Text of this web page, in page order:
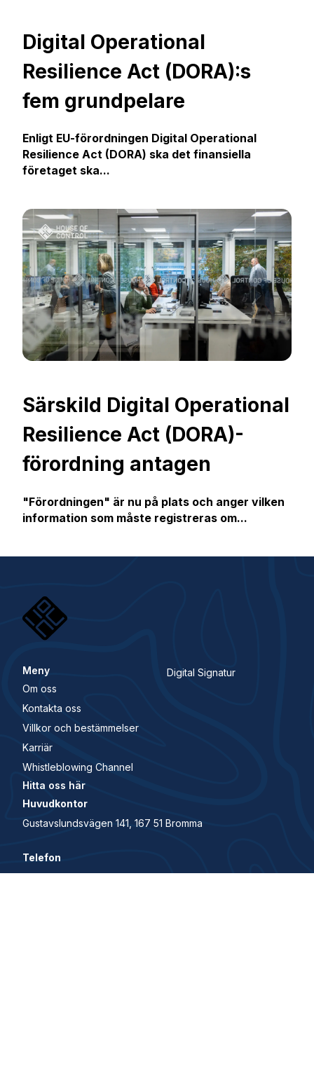
Digital Operational
Resilience Act (DORA):s
fem grundpelare
Enligt EU-förordningen Digital Operational
Resilience Act (DORA) ska det finansiella
företaget ska...
Särskild Digital Operational
Resilience Act (DORA)-
förordning antagen
"Förordningen" är nu på plats och anger vilken
information som måste registreras om...
Meny
Om oss
Kontakta oss
Villkor och bestämmelser
Karriär
Whistleblowing Channel
Digital Signatur
Hitta oss här
Huvudkontor
Gustavslundsvägen 141, 167 51 Bromma
Telefon